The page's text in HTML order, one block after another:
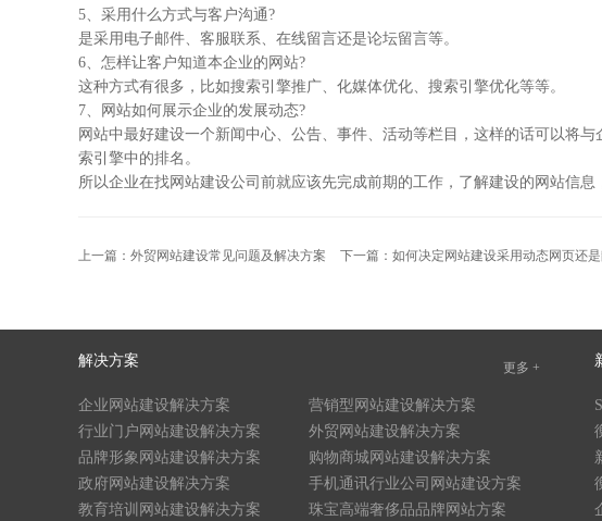
5、采用什么方式与客户沟通?
是采用电子邮件、客服联系、在线留言还是论坛留言等。
6、怎样让客户知道本企业的网站?
这种方式有很多，比如搜索引擎推广、化媒体优化、搜索引擎优化等等。
7、网站如何展示企业的发展动态?
网站中最好建设一个新闻中心、公告、事件、活动等栏目，这样的话可以将
索引擎中的排名。
所以企业在找网站建设公司前就应该先完成前期的工作，了解建设的网站信息
上一篇：外贸网站建设常见问题及解决方案 下一篇：如何决定网站建设采用动态网页还是
更多 +
解决方案
企业网站建设解决方案
营销型网站建设解决方案
行业门户网站建设解决方案
外贸网站建设解决方案
品牌形象网站建设解决方案
购物商城网站建设解决方案
政府网站建设解决方案
手机通讯行业公司网站建设方案
教育培训网站建设解决方案
珠宝高端奢侈品品牌网站方案